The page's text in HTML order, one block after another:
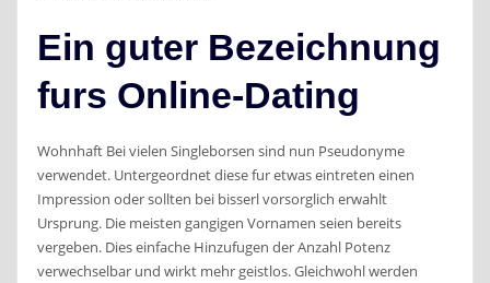
Ein guter Bezeichnung
furs Online-Dating
Wohnhaft Bei vielen Singleborsen sind nun Pseudonyme
verwendet. Untergeordnet diese fur etwas eintreten einen
Impression oder sollten bei bisserl vorsorglich erwahlt
Ursprung. Die meisten gangigen Vornamen seien bereits
vergeben. Dies einfache Hinzufugen der Anzahl Potenz
verwechselbar und wirkt mehr geistlos. Gleichwohl werden